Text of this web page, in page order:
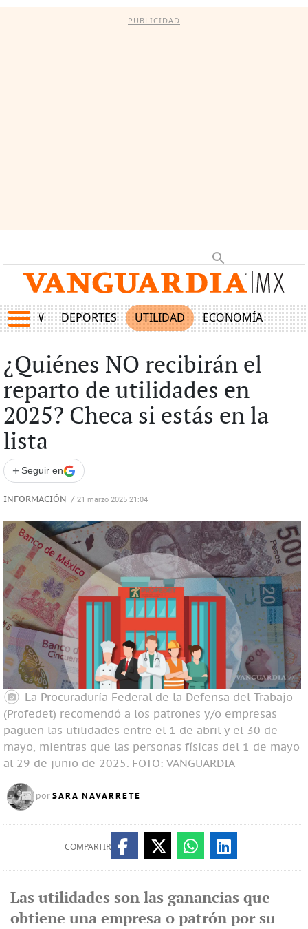
PUBLICIDAD
SHOW DEPORTES UTILIDAD ECONOMÍA VIDA
¿Quiénes NO recibirán el
reparto de utilidades en
2025? Checa si estás en la
lista
+ Seguir en
INFORMACIÓN / 21 marzo 2025 21:04
La Procuraduría Federal de la Defensa del Trabajo
(Profedet) recomendó a los patrones y/o empresas
paguen las utilidades entre el 1 de abril y el 30 de
mayo, mientras que las personas físicas del 1 de mayo
al 29 de junio de 2025. FOTO: VANGUARDIA
por SARA NAVARRETE
COMPARTIR
Las utilidades son las ganancias que
obtiene una empresa o patrón por su